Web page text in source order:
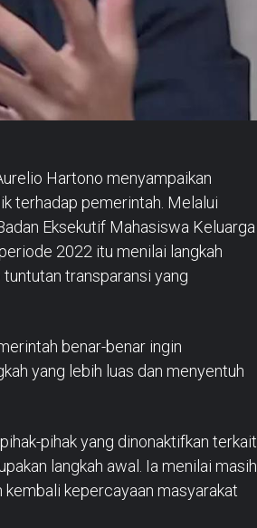
Hartono menyampaikan
terhadap pemerintah. Melalui
Eksekutif Mahasiswa Keluarga
2022 itu menilai langkah
transparansi yang
benar-benar ingin
yang lebih luas dan menyentuh
pihak yang dinonaktifkan terkait
langkah awal. Ia menilai masih
kembali kepercayaan masyarakat